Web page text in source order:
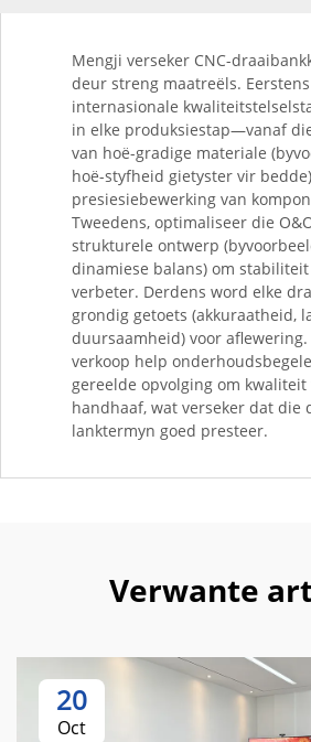
Mengji verseker CNC-
deur streng maatreëls.
internasionale
in elke produksiestap—vanaf
van hoë-gradige materiale
hoë-styfheid gietyster vir
presiesiebewerking van
Tweedens, optimaliseer die
strukturele ontwerp
dinamiese balans) om
verbeter. Derdens word elke
grondig getoets (akkuraatheid,
duursaamheid) voor aflewering.
verkoop help
gereelde opvolging om kwaliteit
handhaaf, wat verseker dat die
lanktermyn goed presteer.
Verwante
20
Oct